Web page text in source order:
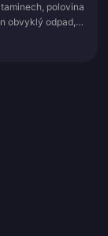
polovina
obvyklý odpad,
tomu tak...